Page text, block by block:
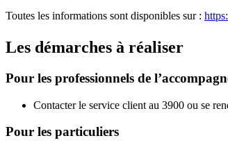
Toutes les informations sont disponibles sur :
Les démarches à réaliser
Pour les professionnels de
Contacter le service client au 3900 ou se
Pour les particuliers